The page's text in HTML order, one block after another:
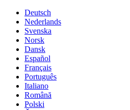
Deutsch
Nederlands
Svenska
Norsk
Dansk
Español
Français
Português
Italiano
Română
Polski